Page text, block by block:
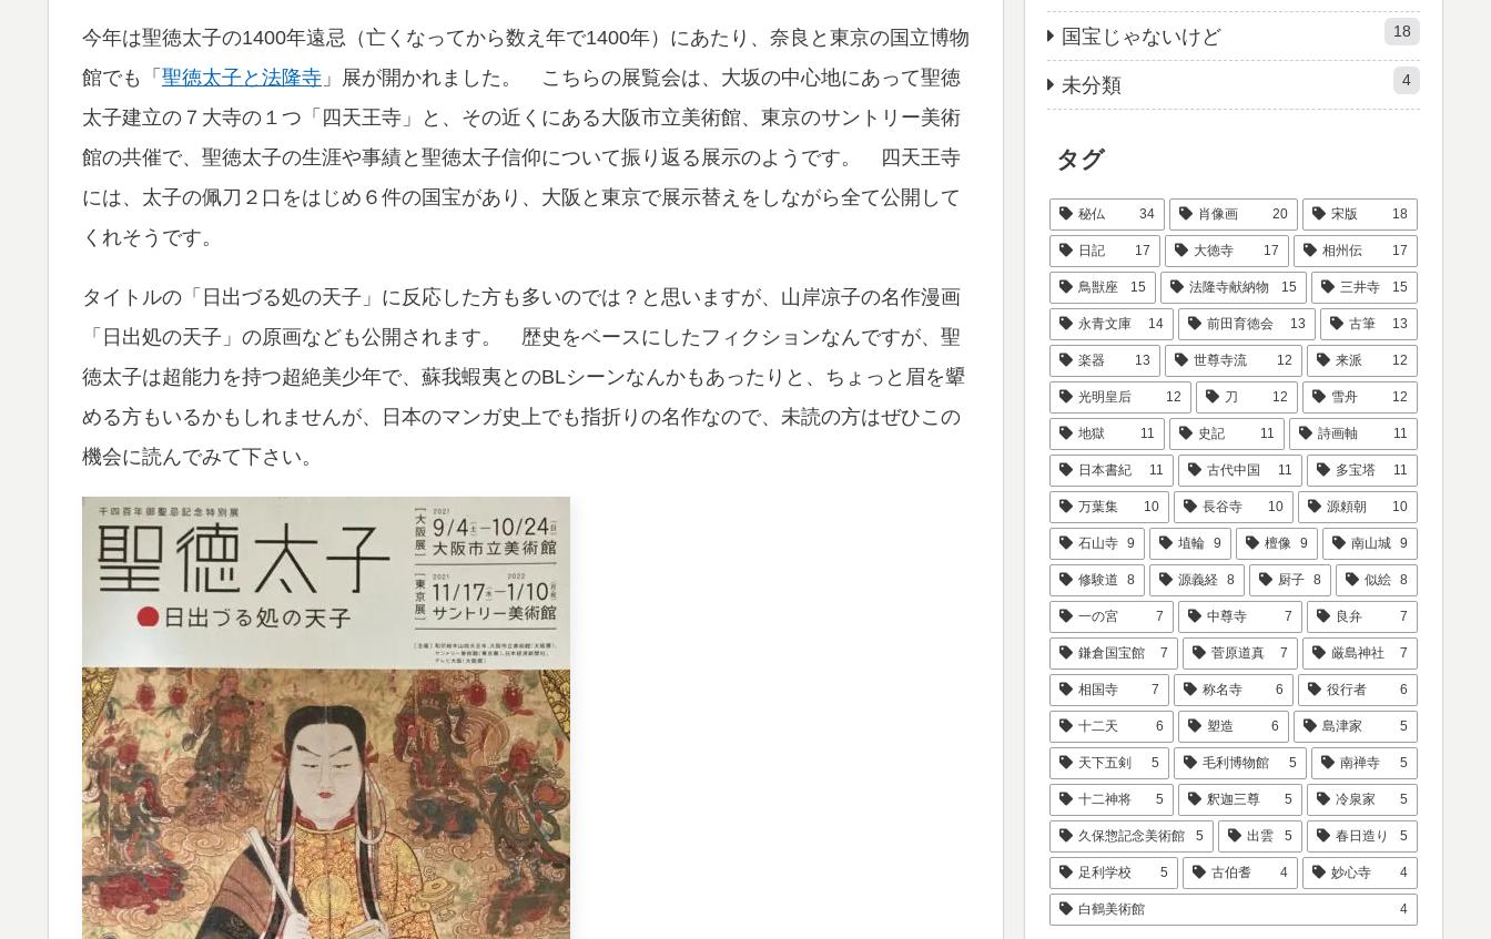
今年は聖徳太子の1400年遠忌（亡くなってから数え年で1400年）にあたり、奈良と東京の国立博物
館でも「 聖徳太子と法隆寺 」展が開かれました。 こちらの展覧会は、大坂の中心地にあって聖徳
太子建立の７大寺の１つ「四天王寺」と、その近くにある大阪市立美術館、東京のサントリー美術
館の共催で、聖徳太子の生涯や事績と聖徳太子信仰について振り返る展示のようです。 四天王寺
には、太子の佩刀２口をはじめ６件の国宝があり、大阪と東京で展示替えをしながら全て公開して
くれそうです。
タイトルの「日出づる処の天子」に反応した方も多いのでは？と思いますが、山岸凉子の名作漫画
「日出処の天子」の原画なども公開されます。 歴史をベースにしたフィクションなんですが、聖
徳太子は超能力を持つ超絶美少年で、蘇我蝦夷とのBLシーンなんかもあったりと、ちょっと眉を顰
める方もいるかもしれませんが、日本のマンガ史上でも指折りの名作なので、未読の方はぜひこの
機会に読んでみて下さい。
国宝じゃないけど 18
未分類 4
タグ
秘仏 34 肖像画 20 宋版 18
日記 17 大徳寺 17 相州伝 17
鳥獣座 15 法隆寺献納物 15 三井寺 15
永青文庫 14 前田育徳会 13 古筆 13
楽器 13 世尊寺流 12 来派 12
光明皇后 12 刀 12 雪舟 12
地獄 11 史記 11 詩画軸 11
日本書紀 11 古代中国 11 多宝塔 11
万葉集 10 長谷寺 10 源頼朝 10
石山寺 9 埴輪 9 檀像 9 南山城 9
修験道 8 源義経 8 厨子 8 似絵 8
一の宮 7 中尊寺 7 良弁 7
鎌倉国宝館 7 菅原道真 7 厳島神社 7
相国寺 7 称名寺 6 役行者 6
十二天 6 塑造 6 島津家 5
天下五剣 5 毛利博物館 5 南禅寺 5
十二神将 5 釈迦三尊 5 冷泉家 5
久保惣記念美術館 5 出雲 5 春日造り 5
足利学校 5 古伯耆 4 妙心寺 4
白鶴美術館 4